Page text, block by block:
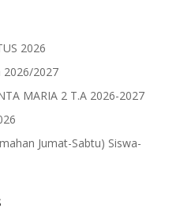
2026
2026/2027
MARIA 2 T.A 2026-2027
Jumat-Sabtu) Siswa-